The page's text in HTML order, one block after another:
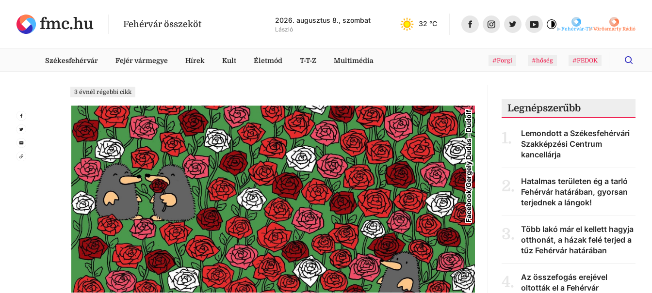
fmc.hu Fehérvár összeköt 2026. augusztus 8., szombat
László
32 °C
Fehérvár-TVVörösmarty Rádió
Székesfehérvár Fejér vármegye Hírek Kult Életmód T-T-Z Multimédia #Forgi #hőség #FEDOK
3 évnél régebbi cikk
Facebook/Gergely Dudás - Dudolf
Legnépszerűbb
1.
Lemondott a Székesfehérvári
Szakképzési Centrum
kancellárja
2.
Hatalmas területen ég a tarló
Fehérvár határában, gyorsan
terjednek a lángok!
3.
Több lakó már el kellett hagyja
otthonát, a házak felé terjed a
tűz Fehérvár határában
4.
Az összefogás erejével
oltották el a Fehérvár